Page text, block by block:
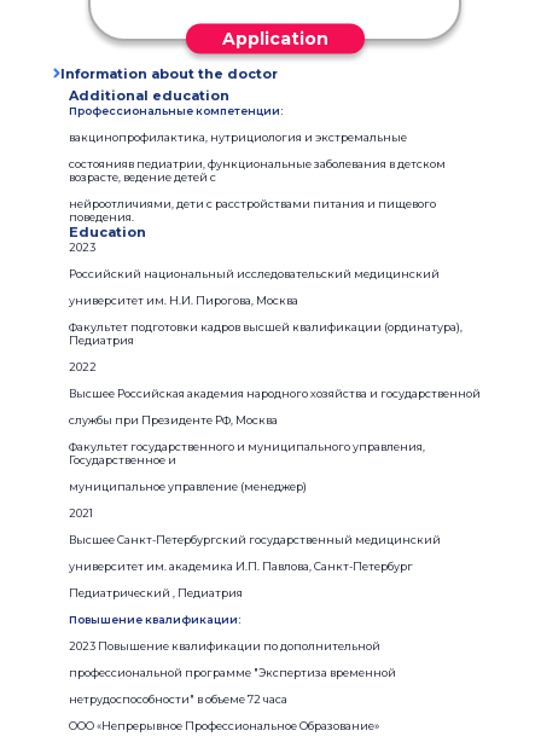
Application
Information about the doctor
Additional education
Профессиональные компетенции:
вакцинопрофилактика, нутрициология и экстремальные
состоянияв педиатрии, функциональные заболевания в детском
возрасте, ведение детей с
нейроотличиями, дети с расстройствами питания и пищевого
поведения.
Education
2023
Российский национальный исследовательский медицинский
университет им. Н.И. Пирогова, Москва
Факультет подготовки кадров высшей квалификации (ординатура),
Педиатрия
2022
Высшее Российская академия народного хозяйства и государственной
службы при Президенте РФ, Москва
Факультет государственного и муниципального управления,
Государственное и
муниципальное управление (менеджер)
2021
Высшее Санкт-Петербургский государственный медицинский
университет им. академика И.П. Павлова, Санкт-Петербург
Педиатрический , Педиатрия
Повышение квалификации:
2023 Повышение квалификации по дополнительной
профессиональной программе "Экспертиза временной
нетрудоспособности" в объеме 72 часа
ООО «Непрерывное Профессиональное Образование»